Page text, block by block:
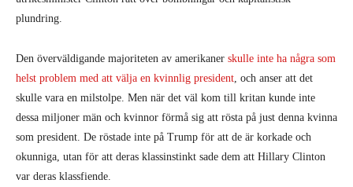
var deras klassfiende.
”It’s the economy, stupid”
Det är det verkliga arvet efter Obamas åtta år vid makten, inte det som
vissa inbillar sig, som är den bakomliggande orsaken till resultatet. Som
Martin Wolf frånFinancial Times underströk före valet:
”Krisen har rivit upp gamla sår i samhället, som inkluderar minskat